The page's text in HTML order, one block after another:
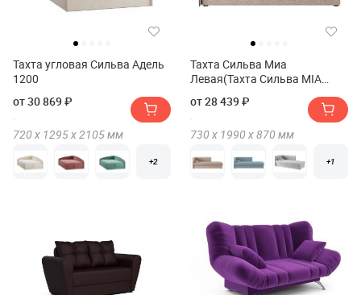
Тахта угловая Сильва Адель
1200
от 30 869 ₽
720 х 1295 х 2105мм
+2
Тахта Сильва Миа
Левая(Тахта Сильва MIA
от 28 439 ₽
730 х 1990 х870 мм
+1